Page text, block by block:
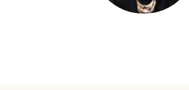
◆講座開催日：
※登壇者の肩書は